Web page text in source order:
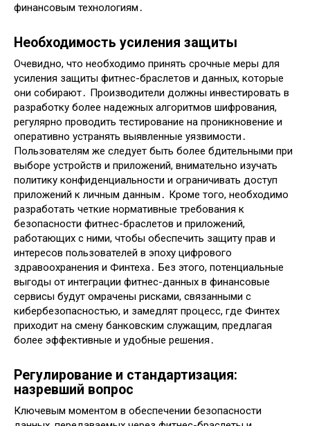
финансовым технологиям․
Необходимость усиления защиты
Очевидно, что необходимо принять срочные меры для
усиления защиты фитнес-браслетов и данных, которые
они собирают․ Производители должны инвестировать в
разработку более надежных алгоритмов шифрования,
регулярно проводить тестирование на проникновение и
оперативно устранять выявленные уязвимости․
Пользователям же следует быть более бдительными при
выборе устройств и приложений, внимательно изучать
политику конфиденциальности и ограничивать доступ
приложений к личным данным․ Кроме того, необходимо
разработать четкие нормативные требования к
безопасности фитнес-браслетов и приложений,
работающих с ними, чтобы обеспечить защиту прав и
интересов пользователей в эпоху цифрового
здравоохранения и Финтеха․ Без этого, потенциальные
выгоды от интеграции фитнес-данных в финансовые
сервисы будут омрачены рисками, связанными с
кибербезопасностью, и замедлят процесс, где Финтех
приходит на смену банковским служащим, предлагая
более эффективные и удобные решения․
Регулирование и стандартизация:
назревший вопрос
Ключевым моментом в обеспечении безопасности